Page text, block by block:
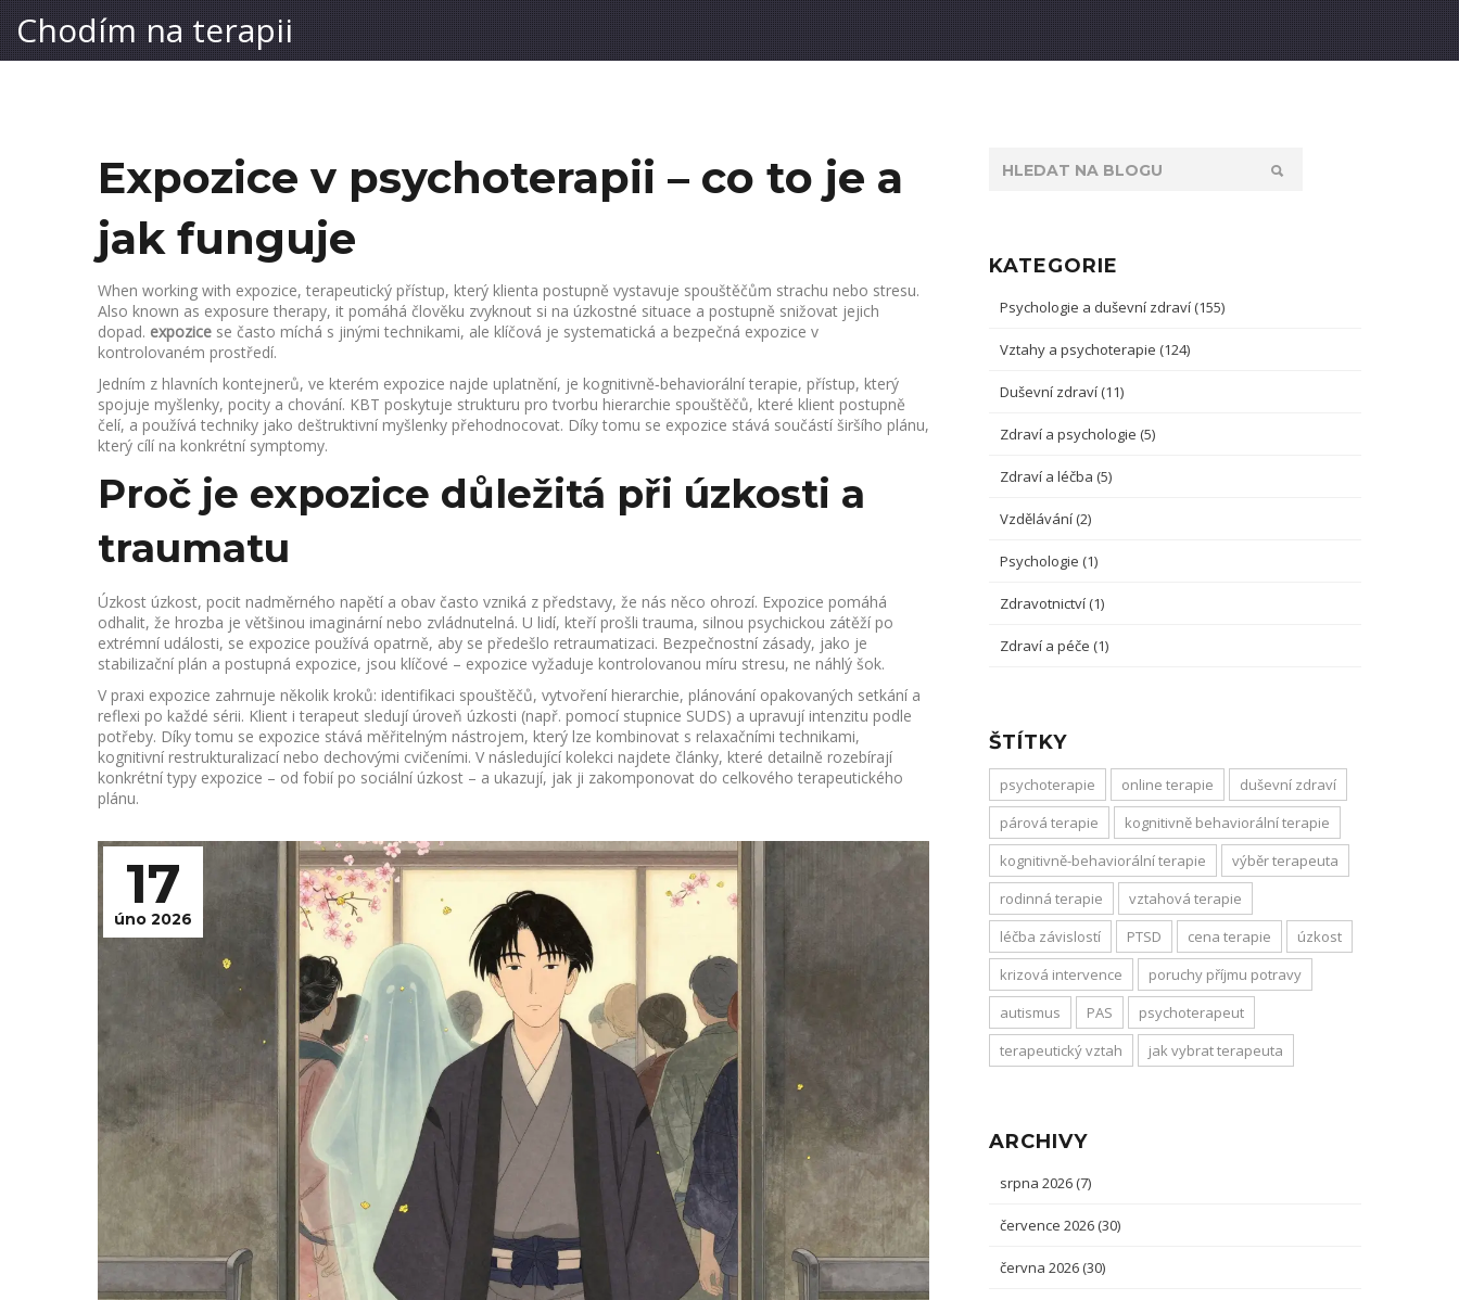
Chodím na terapii
Expozice v psychoterapii – co to je a
jak funguje
When working with expozice, terapeutický přístup, který klienta postupně vystavuje spouštěčům strachu nebo stresu.
Also known as exposure therapy, it pomáhá člověku zvyknout si na úzkostné situace a postupně snižovat jejich
dopad. expozice se často míchá s jinými technikami, ale klíčová je systematická a bezpečná expozice v
kontrolovaném prostředí.
Jedním z hlavních kontejnerů, ve kterém expozice najde uplatnění, je kognitivně‑behaviorální terapie, přístup, který
spojuje myšlenky, pocity a chování. KBT poskytuje strukturu pro tvorbu hierarchie spouštěčů, které klient postupně
čelí, a používá techniky jako deštruktivní myšlenky přehodnocovat. Díky tomu se expozice stává součástí širšího plánu,
který cílí na konkrétní symptomy.
Proč je expozice důležitá při úzkosti a
traumatu
Úzkost úzkost, pocit nadměrného napětí a obav často vzniká z představy, že nás něco ohrozí. Expozice pomáhá
odhalit, že hrozba je většinou imaginární nebo zvládnutelná. U lidí, kteří prošli trauma, silnou psychickou zátěží po
extrémní události, se expozice používá opatrně, aby se předešlo retraumatizaci. Bezpečnostní zásady, jako je
stabilizační plán a postupná expozice, jsou klíčové – expozice vyžaduje kontrolovanou míru stresu, ne náhlý šok.
V praxi expozice zahrnuje několik kroků: identifikaci spouštěčů, vytvoření hierarchie, plánování opakovaných setkání a
reflexi po každé sérii. Klient i terapeut sledují úroveň úzkosti (např. pomocí stupnice SUDS) a upravují intenzitu podle
potřeby. Díky tomu se expozice stává měřitelným nástrojem, který lze kombinovat s relaxačními technikami,
kognitivní restrukturalizací nebo dechovými cvičeními. V následující kolekci najdete články, které detailně rozebírají
konkrétní typy expozice – od fobií po sociální úzkost – a ukazují, jak ji zakomponovat do celkového terapeutického
plánu.
17
úno 2026
KATEGORIE
Psychologie a duševní zdraví (155)
Vztahy a psychoterapie (124)
Duševní zdraví (11)
Zdraví a psychologie (5)
Zdraví a léčba (5)
Vzdělávání (2)
Psychologie (1)
Zdravotnictví (1)
Zdraví a péče (1)
ŠTÍTKY
psychoterapie online terapie
duševní zdraví
párová terapie
kognitivně behaviorální terapie
kognitivně-behaviorální terapie
výběr terapeuta
rodinná terapie
vztahová terapie
léčba závislostí
PTSD cena terapie
úzkost
krizová intervence
poruchy příjmu potravy
autismus
PAS
psychoterapeut
terapeutický vztah
jak vybrat terapeuta
ARCHIVY
srpna 2026 (7)
července 2026 (30)
června 2026 (30)